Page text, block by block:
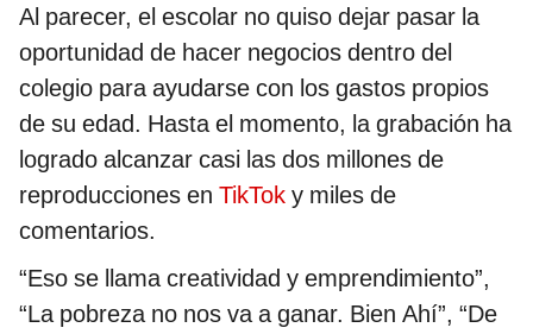
Al parecer, el escolar no quiso dejar pasar la
oportunidad de hacer negocios dentro del
colegio para ayudarse con los gastos propios
de su edad. Hasta el momento, la grabación ha
logrado alcanzar casi las dos millones de
reproducciones en TikTok y miles de
comentarios.
“Eso se llama creatividad y emprendimiento”,
“La pobreza no nos va a ganar. Bien Ahí”, “De